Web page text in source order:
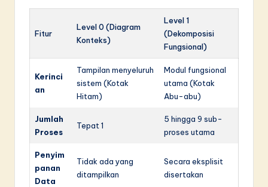
Fitur
Level 0 (Diagram
Konteks)
Level 1
(Dekomposisi
Fungsional)
Kerinci
an
Tampilan menyeluruh
sistem (Kotak
Hitam)
Modul fungsional
utama (Kotak
Abu-abu)
Jumlah
Proses
Tepat 1
5 hingga 9 sub-
proses utama
Penyim
panan
Data
Tidak ada yang
ditampilkan
Secara eksplisit
disertakan